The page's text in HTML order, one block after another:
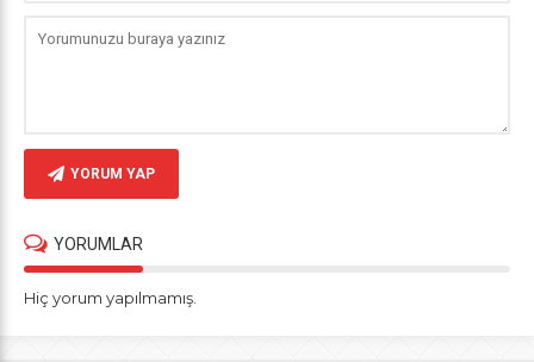
YORUM YAP
YORUMLAR
Hiç yorum yapılmamış.